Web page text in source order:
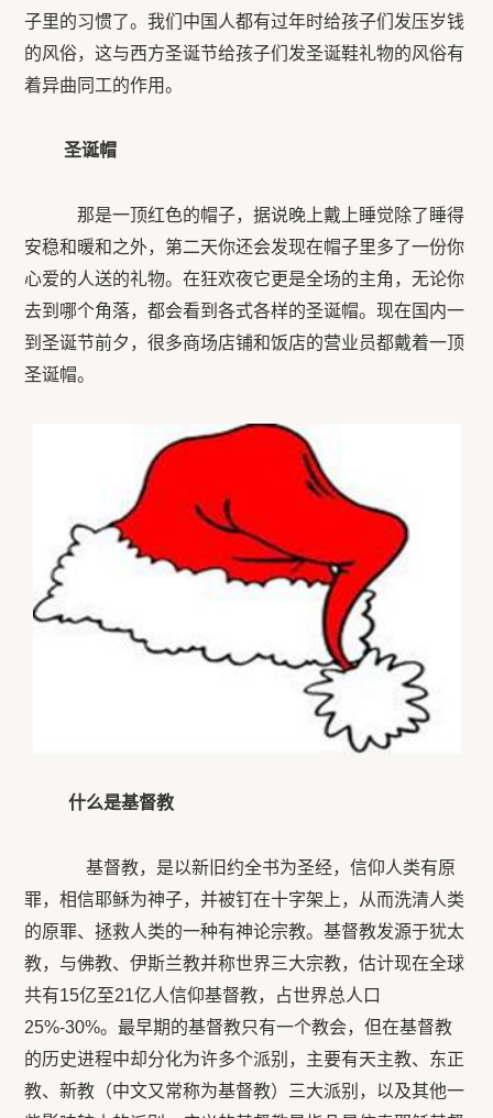
子里的习惯了。我们中国人都有过年时给孩子们发压岁钱
的风俗，这与西方圣诞节给孩子们发圣诞鞋礼物的风俗有
着异曲同工的作用。
圣诞帽
那是一顶红色的帽子，据说晚上戴上睡觉除了睡得
安稳和暖和之外，第二天你还会发现在帽子里多了一份你
心爱的人送的礼物。在狂欢夜它更是全场的主角，无论你
去到哪个角落，都会看到各式各样的圣诞帽。现在国内一
到圣诞节前夕，很多商场店铺和饭店的营业员都戴着一顶
圣诞帽。
什么是基督教
基督教，是以新旧约全书为圣经，信仰人类有原
罪，相信耶稣为神子，并被钉在十字架上，从而洗清人类
的原罪、拯救人类的一种有神论宗教。基督教发源于犹太
教，与佛教、伊斯兰教并称世界三大宗教，估计现在全球
共有15亿至21亿人信仰基督教，占世界总人口
25%-30%。最早期的基督教只有一个教会，但在基督教
的历史进程中却分化为许多个派别，主要有天主教、东正
教、新教（中文又常称为基督教）三大派别，以及其他一